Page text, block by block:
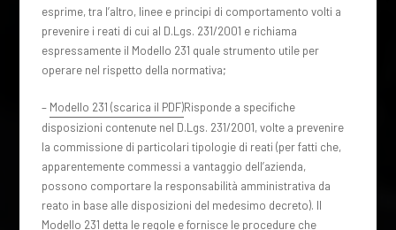
esprime, tra l’altro, linee e principi di comportamento volti a
prevenire i reati di cui al D.Lgs. 231/2001 e richiama
espressamente il Modello 231 quale strumento utile per
operare nel rispetto della normativa;
– Modello 231 (scarica il PDF)Risponde a specifiche
disposizioni contenute nel D.Lgs. 231/2001, volte a prevenire
la commissione di particolari tipologie di reati (per fatti che,
apparentemente commessi a vantaggio dell’azienda,
possono comportare la responsabilità amministrativa da
reato in base alle disposizioni del medesimo decreto). Il
Modello 231 detta le regole e fornisce le procedure che